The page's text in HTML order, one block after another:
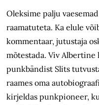
Oleksime palju
raamatuteta. Ka elule
kommentaar, jutustaja
mõtestada. Viv
punkbändist Slits
raames oma
kirjeldas punkpioneer,